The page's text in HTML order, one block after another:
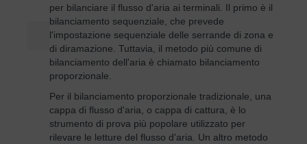
per bilanciare il flusso d'aria ai terminali. Il primo è il
bilanciamento sequenziale, che prevede
l'impostazione sequenziale delle serrande di zona e
di diramazione. Tuttavia, il metodo più comune di
bilanciamento dell'aria è chiamato bilanciamento
proporzionale.
Per il bilanciamento proporzionale tradizionale, una
cappa di flusso d'aria, o cappa di cattura, è lo
strumento di prova più popolare utilizzato per
rilevare le letture del flusso d'aria. Un altro metodo